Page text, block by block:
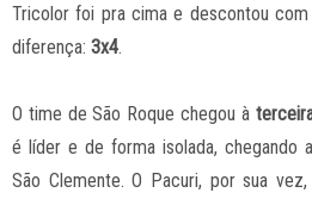
Tricolor foi pra cima e descontou
diferença: 3x4.
O time de São Roque chegou à
é líder e de forma isolada, chegando
São Clemente. O Pacuri, por sua